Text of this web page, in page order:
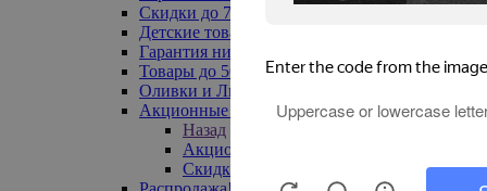
Скидки до 70%
Детские товары
Гарантия низкой цены
Товары до 500 руб
Оливки и Лимоны
Акционные товары
Назад
Акционные товары
Скидка 20% по промокоду